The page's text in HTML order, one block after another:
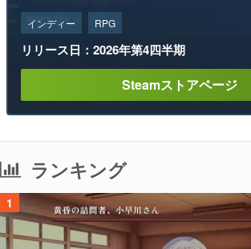
インディー RPG
リリース日：2026年第4四半期
Steamストアページ
ランキング
1